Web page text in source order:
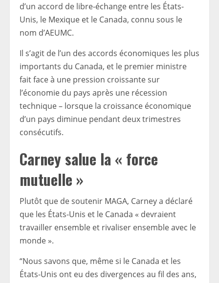
d’un accord de libre-échange entre les États-
Unis, le Mexique et le Canada, connu sous le
nom d’AEUMC.
Il s’agit de l’un des accords économiques les plus
importants du Canada, et le premier ministre
fait face à une pression croissante sur
l’économie du pays après une récession
technique – lorsque la croissance économique
d’un pays diminue pendant deux trimestres
consécutifs.
Carney salue la « force
mutuelle »
Plutôt que de soutenir MAGA, Carney a déclaré
que les États-Unis et le Canada « devraient
travailler ensemble et rivaliser ensemble avec le
monde ».
“Nous savons que, même si le Canada et les
États-Unis ont eu des divergences au fil des ans,